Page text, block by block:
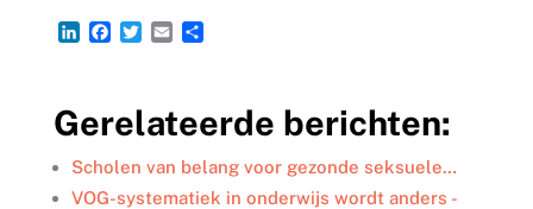
L
e
d
I
n
F
b
o
o
k
T
t
e
r
E
l
D
n
Gerelateerde berichten:
Scholen van belang voor gezonde seksuele…
VOG-systematiek in onderwijs wordt anders -